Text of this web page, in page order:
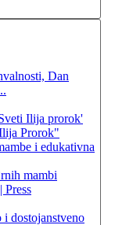
Dan
Ilija prorok'
i edukativna
i dostojanstveno